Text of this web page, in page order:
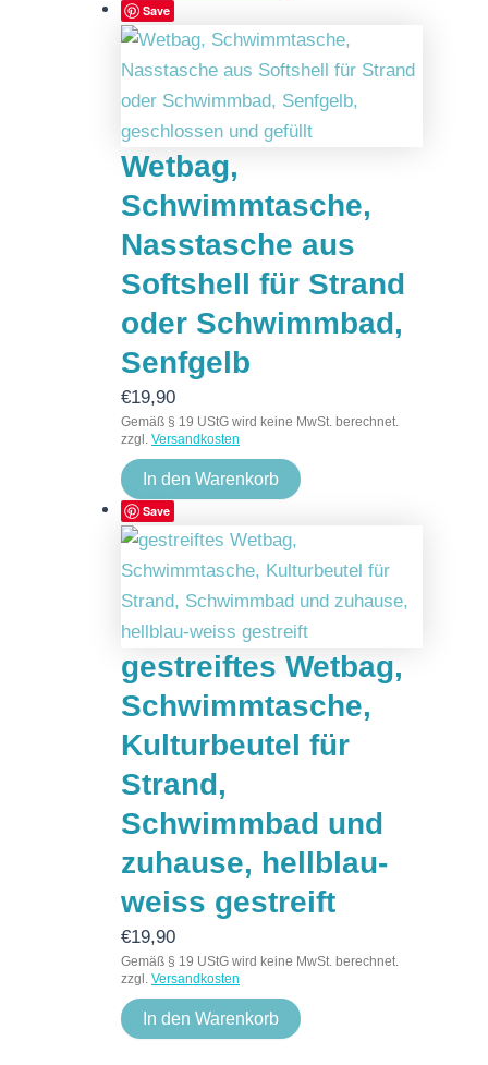
Save
Wetbag,
Schwimmtasche,
Nasstasche aus
Softshell für Strand
oder Schwimmbad,
Senfgelb
€19,90
Gemäß § 19 UStG wird keine MwSt. berechnet.
zzgl. Versandkosten
In den Warenkorb
Save
gestreiftes Wetbag,
Schwimmtasche,
Kulturbeutel für
Strand,
Schwimmbad und
zuhause, hellblau-
weiss gestreift
€19,90
Gemäß § 19 UStG wird keine MwSt. berechnet.
zzgl. Versandkosten
In den Warenkorb